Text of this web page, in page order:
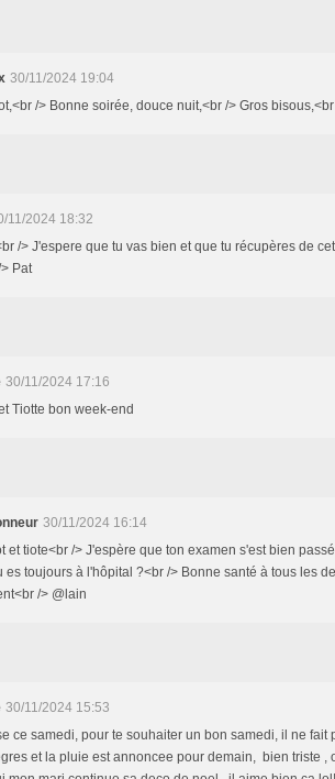
30/11/2024 19:04
/> Bonne soirée, douce nuit,<br /> Gros
11/2024 18:32
/> J'espere que tu vas bien et que tu récupères de
Pat
30/11/2024 17:16
Tiotte bon week-end
30/11/2024 16:14
et tiote<br /> J'espère que ton examen s'est bien
es toujours à l'hôpital ?<br /> Bonne santé à tous les
/> @lain
30/11/2024 15:53
ce samedi, pour te souhaiter un bon samedi, il ne fait
et la pluie est annoncee pour demain, bien triste ,